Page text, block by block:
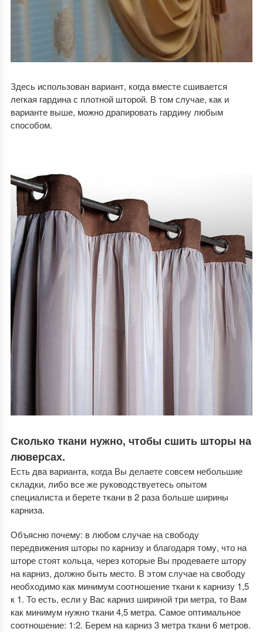
Здесь использован вариант, когда вместе сшивается
легкая гардина с плотной шторой. В том случае, как и
варианте выше, можно драпировать гардину любым
способом.
Сколько ткани нужно, чтобы сшить шторы на
люверсах.
Есть два варианта, когда Вы делаете совсем небольшие
складки, либо все же руководствуетесь опытом
специалиста и берете ткани в 2 раза больше ширины
карниза.
Объясню почему: в любом случае на свободу
передвижения шторы по карнизу и благодаря тому, что на
шторе стоят кольца, через которые Вы продеваете штору
на карниз, должно быть место. В этом случае на свободу
необходимо как минимум соотношение ткани к карнизу 1,5
к 1. То есть, если у Вас карниз шириной три метра, то Вам
как минимум нужно ткани 4,5 метра. Самое оптимальное
соотношение: 1:2. Берем на карниз 3 метра ткани 6 метров.